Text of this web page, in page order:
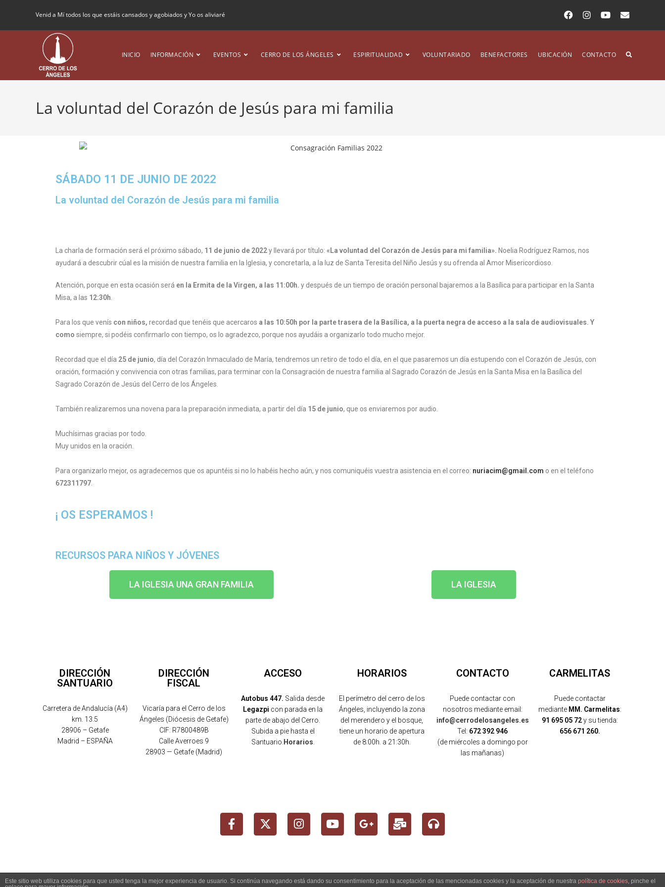
Venid a Mí todos los que estáis cansados y agobiados y Yo os aliviaré
INICIO INFORMACIÓN EVENTOS CERRO DE LOS ÁNGELES ESPIRITUALIDAD VOLUNTARIADO BENEFACTORES UBICACIÓN CONTACTO
La voluntad del Corazón de Jesús para mi familia
SÁBADO 11 DE JUNIO DE 2022
La voluntad del Corazón de Jesús para mi familia
La charla de formación será el próximo sábado, 11 de junio de 2022y llevará por título: «La voluntad del Corazón de Jesús para mi familia». Noelia Rodríguez Ramos, nos
ayudará a descubrir cúal es la misión de nuestra familia en la Iglesia, y concretarla, a la luz de Santa Teresita del Niño Jesús y su ofrenda al Amor Misericordioso.
Atención, porque en esta ocasión será en la Ermita de la Virgen, a las 11:00h. y después de un tiempo de oración personal bajaremos a la Basílica para participar en la Santa
Misa, a las 12:30h
Para los que venís con niños, recordad que tenéis que acercaros a las 10:50h por la parte trasera de la Basílica, a la puerta negra de acceso a la sala de audiovisuales. Y
como siempre, si podéis confirmarlo con tiempo, os lo agradezco, porque nos ayudáis a organizarlo todo mucho mejor.
Recordad que el día 25 de junio, día del Corazón Inmaculado de María, tendremos un retiro de todo el día, en el que pasaremos un día estupendo con el Corazón de Jesús, con
oración, formación y convivencia con otras familias, para terminar con la Consagración de nuestra familia al Sagrado Corazón de Jesús en la Santa Misa en la Basílica del
Sagrado Corazón de Jesús del Cerro de los Ángeles.
También realizaremos una novena para la preparación inmediata, a partir del día 15 de junio, que os enviaremos por audio.
Muchísimas gracias por todo.
Muy unidos en la oración.
Para organizarlo mejor, os agradecemos que os apuntéis si no lo habéis hecho aún, y nos comuniquéis vuestra asistencia en el correo: nuriacim@gmail.com o en el teléfono
672311797
¡ OS ESPERAMOS !
RECURSOS PARA NIÑOS Y JÓVENES
LA IGLESIA UNA GRAN FAMILIA LA IGLESIA
DIRECCIÓN
SANTUARIO
Carretera de Andalucía (A4)
km. 13.5
28906 – Getafe
Madrid – ESPAÑA
DIRECCIÓN
FISCAL
Vicaría para el Cerro de los
Ángeles (Diócesis de Getafe)
CIF: R7800489B
Calle Averroes 9
28903 — Getafe (Madrid)
ACCESO
Autobus 447. Salida desde
Legazpi con parada en la
parte de abajo del Cerro.
Subida a pie hasta el
Santuario. Horarios
HORARIOS
El perímetro del cerro de los
Ángeles, incluyendo la zona
del merendero y el bosque,
tiene un horario de apertura
de 8:00h. a 21:30h.
CONTACTO
Puede contactar con
nosotros mediante email:
info@cerrodelosangeles.es
Tel: 672 392 946
(de miércoles a domingo por
las mañanas)
CARMELITAS
Puede contactar
medianteMM. Carmelitas:
91 695 05 72y su tienda:
656 671 260.
Este sitio web utiliza cookies para que usted tenga la mejor experiencia de usuario. Si continúa navegando está dando su consentimiento para la aceptación de las mencionadas cookies y la aceptación de nuestra política de cookies, pinche el